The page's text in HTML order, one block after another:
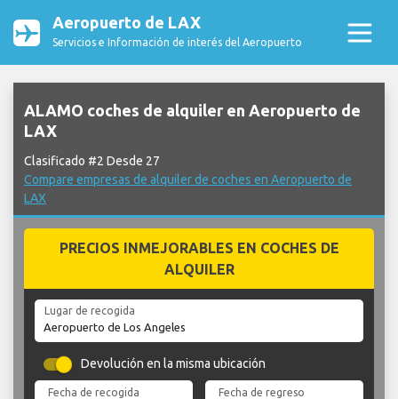
Aeropuerto de LAX
Servicios e Información de interés del Aeropuerto
ALAMO coches de alquiler en Aeropuerto de
LAX
Clasificado #2 Desde 27
Compare empresas de alquiler de coches en Aeropuerto de
LAX
PRECIOS INMEJORABLES EN COCHES DE
ALQUILER
Lugar de recogida
Devolución en la misma ubicación
Fecha de recogida Fecha de regreso